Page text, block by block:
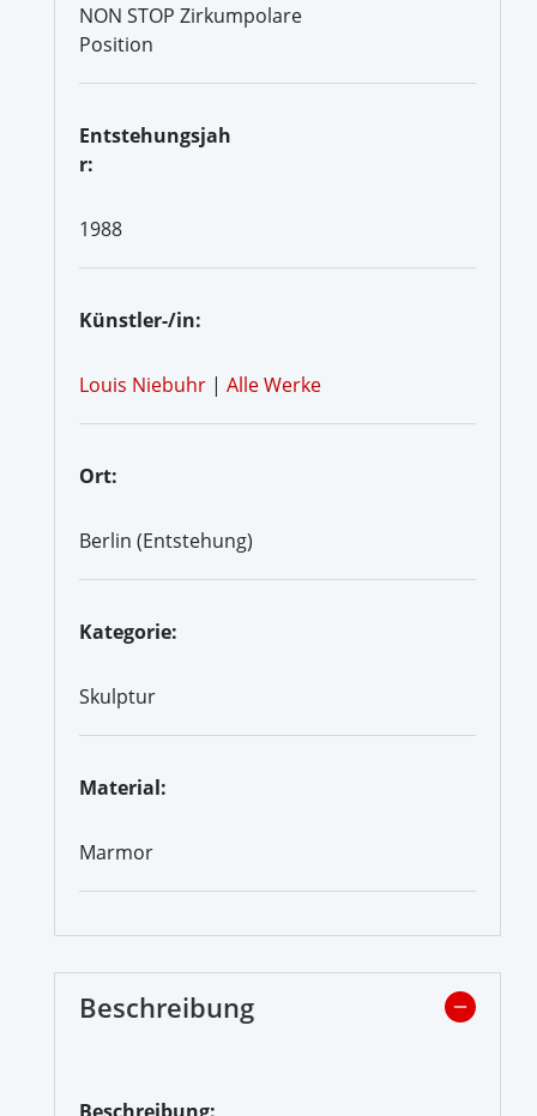
NON STOP Zirkumpolare
Position
Entstehungsjah
r:
1988
Künstler-/in:
Louis Niebuhr | Alle Werke
Ort:
Berlin (Entstehung)
Kategorie:
Skulptur
Material:
Marmor
Beschreibung